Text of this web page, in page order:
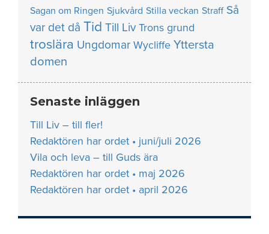
Sagan om Ringen Sjukvård Stilla veckan Straff Så
var det då Tid Till Liv Trons grund
troslära Ungdomar Wycliffe Yttersta
domen
Senaste inläggen
Till Liv – till fler!
Redaktören har ordet • juni/juli 2026
Vila och leva – till Guds ära
Redaktören har ordet • maj 2026
Redaktören har ordet • april 2026